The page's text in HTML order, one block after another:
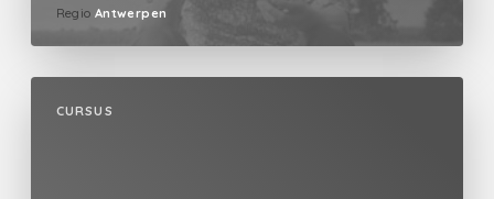
Regio Antwerpen
CURSUS